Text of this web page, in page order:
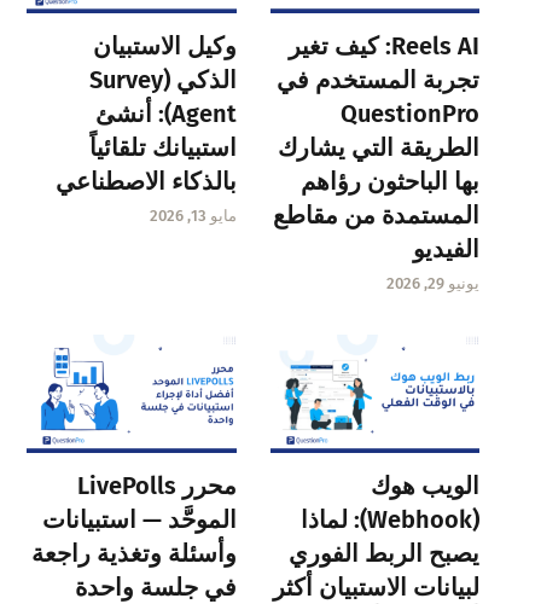
Reels AI: كيف تغير
تجربة المستخدم في
QuestionPro
الطريقة التي يشارك
بها الباحثون رؤاهم
المستمدة من مقاطع
الفيديو
يونيو 29, 2026
وكيل الاستبيان
الذكي (Survey
Agent): أنشئ
استبيانك تلقائياً
بالذكاء الاصطناعي
مايو 13, 2026
الويب هوك
(Webhook): لماذا
يصبح الربط الفوري
لبيانات الاستبيان أكثر
محرر LivePolls
الموحَّد — استبيانات
وأسئلة وتغذية راجعة
في جلسة واحدة